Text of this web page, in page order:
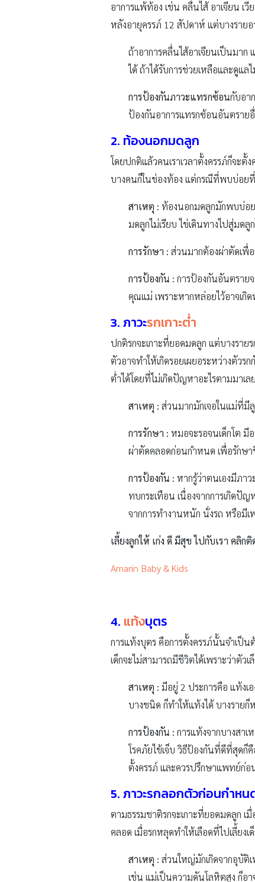
อาการแพ้ท้อง เช่น คลื่นไส้ อาเจียน เ
หลังอายุครรภ์ 12 สัปดาห์ แต่บางราย
ถ้าอาการคลื่นไส้อาเจียนเป็นมา
ได้ ถ้าได้รับการช่วยเหลือและดูแล
การป้องกันภาวะแทรกซ้อนกับอา
ป้องกันอาการแทรกซ้อนอันตรา
2. ท้องนอกมดลูก
โดยปกติแล้วคนเราเวลาตั้งครรภ์ก็จะ
บางคนก็ในช่องท้อง แต่กรณีที่พบบ่อยที่
สาเหตุ : ท้องนอกมดลูกมักพบบ่อย
มดลูกไม่เรียบ ไข่เดินทางไปสู่มดลู
การรักษา : ส่วนมากต้องผ่าตัดเพื่
การป้องกัน : การป้องกันอันตราย
คุณแม่ เพราะหากหล่อยไว้อาจเกิ
3. ภาวะรกเกาะต่ำ
ปกติรกจะเกาะที่ยอดมดลูก แต่บางรา
ตัวอาจทำให้เกิดรอยเผยอระหว่างตัว
ต่ำได้โดยที่ไม่เกิดปัญหาอะไรตามมาเ
สาเหตุ : ส่วนมากมักเจอในแม่ที่มี
การรักษา : หมอจะรอจนเด็กโต มี
ผ่าตัดคลอดก่อนกำหนด เพื่อรักษา
การป้องกัน : หากรู้ว่าตนเองมีภาว
ทบกระเทือน เนื่องจากการเกิดปัญ
จากการทำงานหนัก นั่งรถ หรือมี
เลี้ยงลูกให้ เก่ง ดี มีสุข ไปกับเรา คลิก
Amarin Baby & Kids
4. แท้งบุตร
การแท้งบุตร คือการตั้งครรภ์นั้นจำเป็
เด็กจะไม่สามารถมีชีวิตได้เพราะว่าตัวเ
สาเหตุ : มีอยู่ 2 ประการคือ แท้งเ
บางชนิด ก็ทำให้แท้งได้ บางรายก็
การป้องกัน : การแท้งจากบางสา
โรคภัยไข้เจ็บ วิธีป้องกันที่ดีที่สุดก็
ตั้งครรภ์ และควรปรึกษาแพทย์ก่อ
5. ภาวะรกลอกตัวก่อนกำหน
ตามธรรมชาติรกจะเกาะที่ยอดมดลูก เ
คลอด เมื่อรกหลุดทำให้เลือดที่ไปเลี้ย
สาเหตุ : ส่วนใหญ่มักเกิดจากอุบัติ
เช่น แม่เป็นความดันโลหิตสูง ก็อ